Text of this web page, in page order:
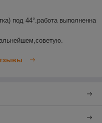
под 44°.работа выполненна